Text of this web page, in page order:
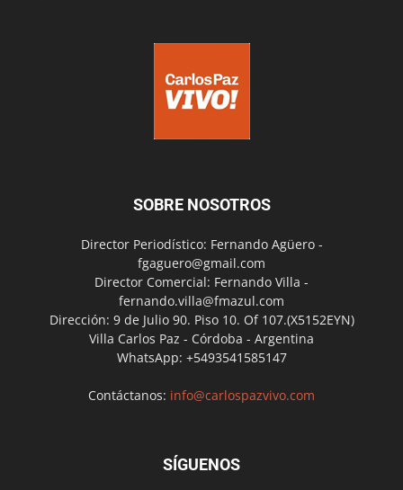
SOBRE NOSOTROS
Director Periodístico: Fernando Agüero -
fgaguero@gmail.com
Director Comercial: Fernando Villa -
fernando.villa@fmazul.com
Dirección: 9 de Julio 90. Piso 10. Of 107.(X5152EYN)
Villa Carlos Paz - Córdoba - Argentina
WhatsApp: +5493541585147
Contáctanos: info@carlospazvivo.com
SÍGUENOS